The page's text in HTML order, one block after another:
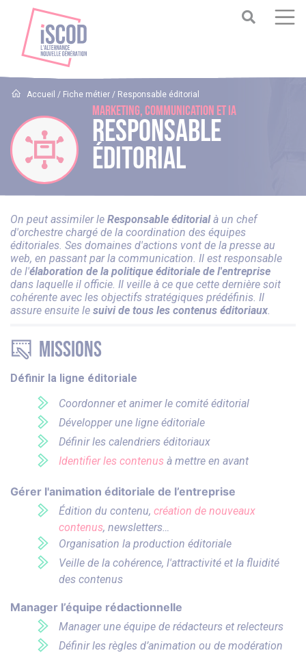
Accueil / Fiche métier / Responsable éditorial
Marketing, Communication et IA
Responsable
éditorial
On peut assimiler le Responsable éditorialà un chef
d'orchestre chargé de la coordination des équipes
éditoriales. Ses domaines d'actions vont de la presse au
web, en passant par la communication. Il est responsable
de l'élaboration de la politique éditoriale de l'entreprise
dans laquelle il officie. Il veille à ce que cette dernière soit
cohérente avec les objectifs stratégiques prédéfinis. Il
assure ensuite le suivi de tous les contenus éditoriaux.
Missions
Définir la ligne éditoriale
Coordonner et animer le comité éditorial
Développer une ligne éditoriale
Définir les calendriers éditoriaux
Identifier les contenus à mettre en avant
Gérer l'animation éditoriale de l’entreprise
Édition du contenu, création de nouveaux
contenus, newsletters…
Organisation la production éditoriale
Veille de la cohérence, l'attractivité et la fluidité
des contenus
Manager l’équipe rédactionnelle
Manager une équipe de rédacteurs et relecteurs
Définir les règles d’animation ou de modération